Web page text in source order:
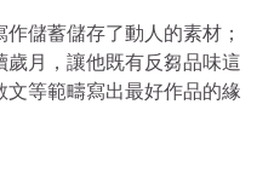
儲蓄儲存了動人的素材；
月，讓他既有反芻品味這
等範疇寫出最好作品的緣